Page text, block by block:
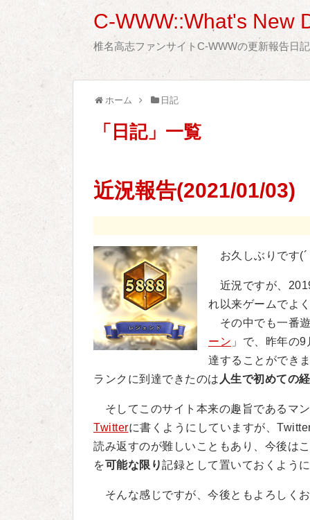
C-WWW::What's New
椎名高志ファンサイトC-WWWの更新報告日
ホーム 日記
「 日記」 一覧
近況報告(2021/01/03)
お久しぶりです
近況ですが、
れ以来ゲームでよ
その中でも一番
ーン 」で、昨年の
達することができ
ランクに到達できたのは 人生で初めての
そしてこのサイト本来の趣旨であるマ
Twitterに書くようにしていますが、
読み返すのが難しいこともあり、今後は
を可能な限り記録として置いておくよう
そんな感じですが、今後ともよろしく